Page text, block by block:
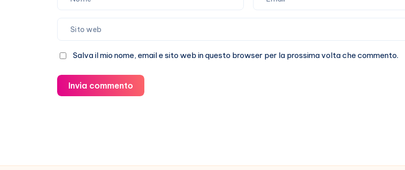
Salva il mio nome, email e sito web in questo browser per la prossima volta che commento.
Invia commento